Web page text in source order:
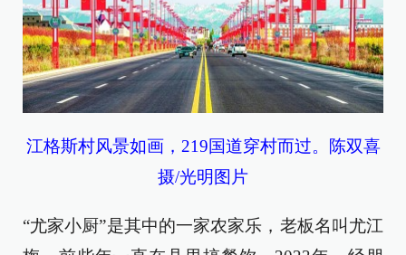
江格斯村风景如画，219国道穿村而过。陈双喜
摄/光明图片
“尤家小厨”是其中的一家农家乐，老板名叫尤江